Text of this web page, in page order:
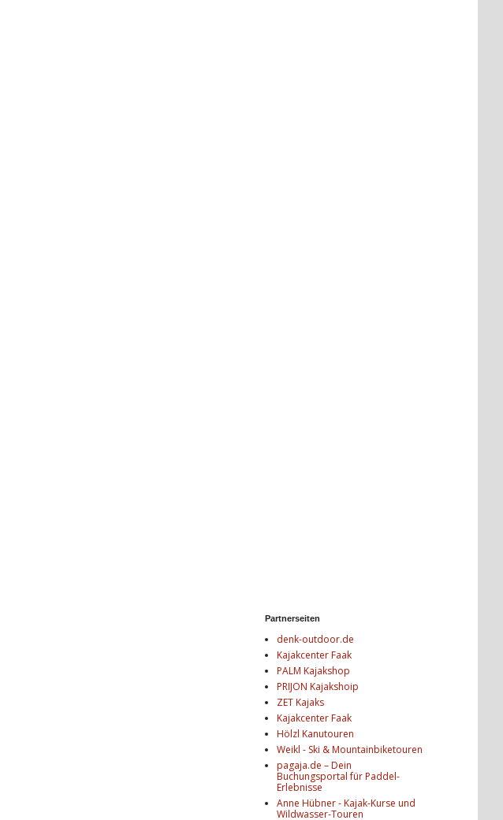
Partnerseiten
denk-outdoor.de
Kajakcenter Faak
PALM Kajakshop
PRIJON Kajakshoip
ZET Kajaks
Kajakcenter Faak
Hölzl Kanutouren
Weikl - Ski & Mountainbiketouren
pagaja.de – Dein
Buchungsportal für Paddel-
Erlebnisse
Anne Hübner - Kajak-Kurse und
Wildwasser-Touren